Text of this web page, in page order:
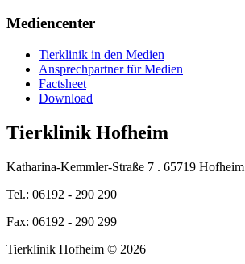
Mediencenter
Tierklinik in den Medien
Ansprechpartner für Medien
Factsheet
Download
Tierklinik Hofheim
Katharina-Kemmler-Straße 7 . 65719 Hofheim
Tel.: 06192 - 290 290
Fax: 06192 - 290 299
Tierklinik Hofheim © 2026